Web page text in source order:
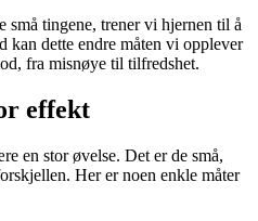
små tingene, trener vi hjernen til å
kan dette endre måten vi opplever
fra misnøye til tilfredshet.
effekt
en stor øvelse. Det er de små,
Her er noen enkle måter